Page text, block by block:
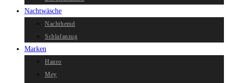
Nachtwäsche
Nachthemd
Schlafanzug
Marken
Hanro
Mey